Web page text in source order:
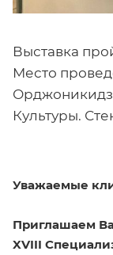
Выставка
Место
Культуры.
Уважаемые
Приглашаем
XVIII